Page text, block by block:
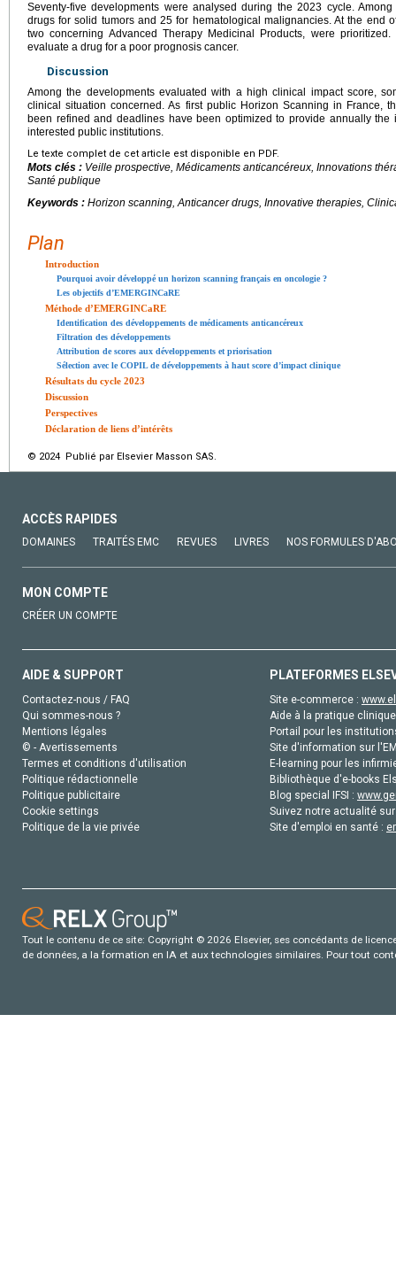
Seventy-five developments were analysed during the 2023 cycle.
drugs for solid tumors and 25 for hematological malignancies. At the end
two concerning Advanced Therapy Medicinal Products, were
evaluate a drug for a poor prognosis cancer.
Discussion
Among the developments evaluated with a high clinical impact score,
clinical situation concerned. As first public Horizon Scanning in France,
been refined and deadlines have been optimized to provide annually the
interested public institutions.
Le texte complet de cet article est disponible en PDF.
Mots clés : Veille prospective, Médicaments anticancéreux, Innovations
Santé publique
Keywords : Horizon scanning, Anticancer drugs, Innovative therapies,
Plan
Introduction
Pourquoi avoir développé un horizon scanning français en oncologie ?
Les objectifs d’EMERGINCaRE
Méthode d’EMERGINCaRE
Identification des développements de médicaments anticancéreux
Filtration des développements
Attribution de scores aux développements et priorisation
Sélection avec le COPIL de développements à haut score d’impact clinique
Résultats du cycle 2023
Discussion
Perspectives
Déclaration de liens d’intérêts
© 2024 Publié par Elsevier Masson SAS.
ACCÈS RAPIDES
DOMAINES TRAITÉS EMC REVUES LIVRES NOS FORMULES
MON COMPTE
CRÉER UN COMPTE
AIDE & SUPPORT
Contactez-nous / FAQ
Qui sommes-nous ?
Mentions légales
© - Avertissements
Termes et conditions d'utilisation
Politique rédactionnelle
Politique publicitaire
Cookie settings
Politique de la vie privée
PLATEFORMES
Site e-commerce :
Aide à la pratique
Portail pour les
Site d'information sur
E-learning pour les
Bibliothèque d'e-books
Blog special IFSI :
Suivez notre actualité
Site d'emploi en santé :
Tout le contenu de ce site: Copyright © 2026 Elsevier, ses concédants de
de données, a la formation en IA et aux technologies similaires. Pour tout